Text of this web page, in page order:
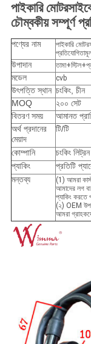
পাইকারি
চৌম্বকীয় সম্পূর্ণ
পণ্যের নাম
পাইকারি
উপাদান
মডেল cvb
উৎপত্তি স্থান চংকিং, চীন
MOQ
২০০ সেট
বিতরণ সময়
আমানত
অর্থ প্রদানের
মেয়াদ
টি/টি
কোম্পানি
চংকিং
প্যাকিং
প্রতিটি
মন্তব্য
(1) আমরা
আমাদের লগ
প্যাকিং করতে
(২) OEM
আমরা